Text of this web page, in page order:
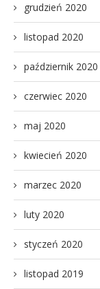
grudzień 2020
listopad 2020
październik 2020
czerwiec 2020
maj 2020
kwiecień 2020
marzec 2020
luty 2020
styczeń 2020
listopad 2019